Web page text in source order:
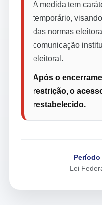
A medida tem
temporário,
das normas
comunicação
eleitoral.
Após o
restrição, o
restabelecido.
Período
Lei